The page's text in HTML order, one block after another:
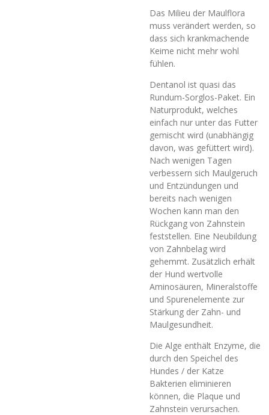
Das Milieu der Maulflora
muss verändert werden, so
dass sich krankmachende
Keime nicht mehr wohl
fühlen.
Dentanol ist quasi das
Rundum-Sorglos-Paket. Ein
Naturprodukt, welches
einfach nur unter das Futter
gemischt wird (unabhängig
davon, was gefüttert wird).
Nach wenigen Tagen
verbessern sich Maulgeruch
und Entzündungen und
bereits nach wenigen
Wochen kann man den
Rückgang von Zahnstein
feststellen. Eine Neubildung
von Zahnbelag wird
gehemmt. Zusätzlich erhält
der Hund wertvolle
Aminosäuren, Mineralstoffe
und Spurenelemente zur
Stärkung der Zahn- und
Maulgesundheit.
Die Alge enthält Enzyme, die
durch den Speichel des
Hundes / der Katze
Bakterien eliminieren
können, die Plaque und
Zahnstein verursachen.